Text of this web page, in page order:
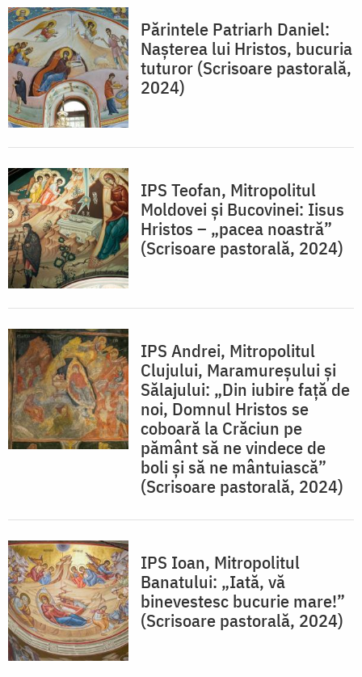
Părintele Patriarh Daniel:
Nașterea lui Hristos, bucuria
tuturor (Scrisoare pastorală,
2024)
IPS Teofan, Mitropolitul
Moldovei și Bucovinei: Iisus
Hristos – „pacea noastră”
(Scrisoare pastorală, 2024)
IPS Andrei, Mitropolitul
Clujului, Maramureșului și
Sălajului: „Din iubire faţă de
noi, Domnul Hristos se
coboară la Crăciun pe
pământ să ne vindece de
boli şi să ne mântuiască”
(Scrisoare pastorală, 2024)
IPS Ioan, Mitropolitul
Banatului: „Iată, vă
binevestesc bucurie mare!”
(Scrisoare pastorală, 2024)